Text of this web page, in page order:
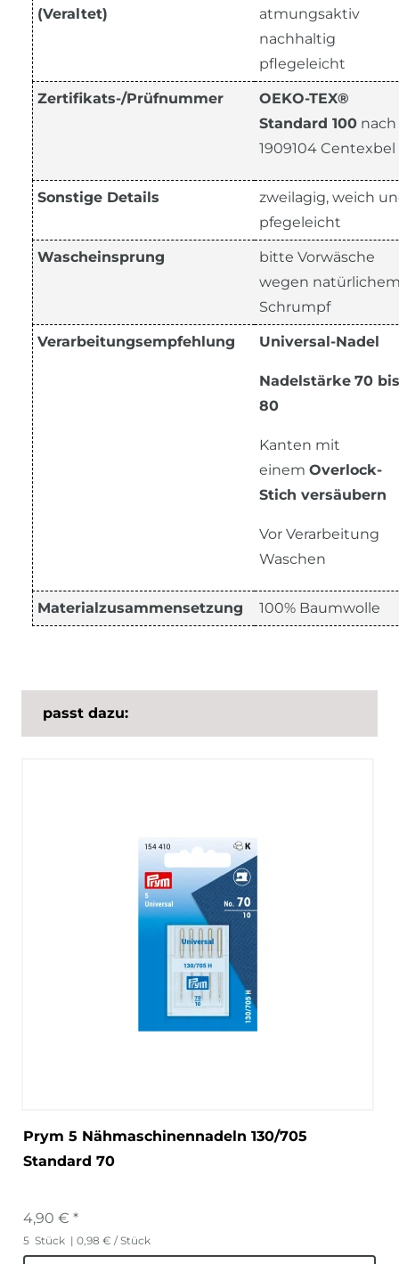
(Veraltet)
atmungsaktiv
nachhaltig
pflegeleicht
Zertifikats-/Prüfnummer
OEKO-TEX®
Standard 100 nach
1909104 Centexbel
Sonstige Details
zweilagig, weich
pfegeleicht
Wascheinsprung
bitte Vorwäsche
wegen
Schrumpf
Verarbeitungsempfehlung Universal-Nadel
Nadelstärke 70 bis
80
Kanten mit
einem Overlock-
Stich versäubern
Vor Verarbeitung
Waschen
Materialzusammensetzung 100% Baumwolle
passt dazu:
Prym 5 Nähmaschinennadeln 130/705
Standard 70
4,90 € *
5 Stück | 0,98 € / Stück